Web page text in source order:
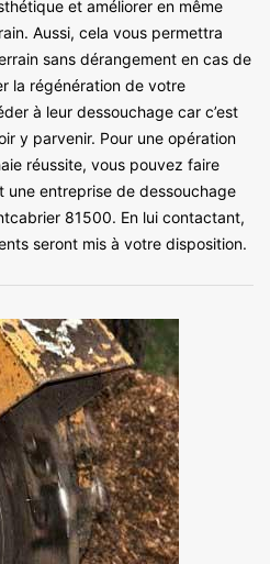
et améliorer en même
Aussi, cela vous permettra
sans dérangement en cas de
la régénération de votre
à leur dessouchage car c’est
y parvenir. Pour une opération
réussite, vous pouvez faire
une entreprise de dessouchage
81500. En lui contactant,
seront mis à votre disposition.